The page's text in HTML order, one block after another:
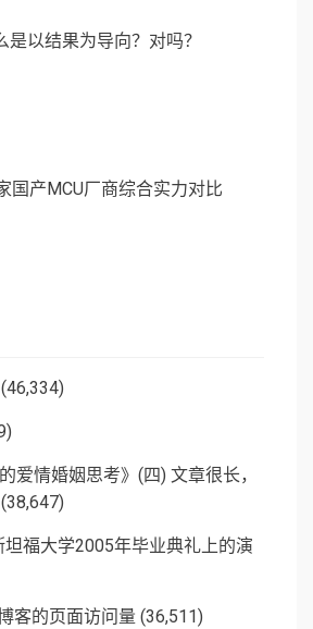
是以结果为导向？对吗？
国产MCU厂商综合实力对比
(46,334)
爱情婚姻思考》(四) 文章很长，
(38,647)
坦福大学2005年毕业典礼上的演
客的页面访问量 (36,511)